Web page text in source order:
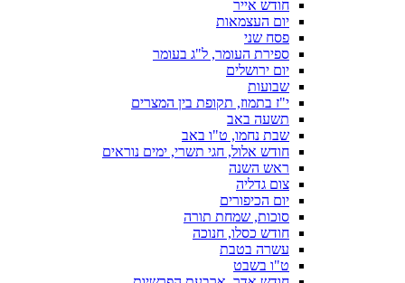
חודש אייר
יום העצמאות
פסח שני
ספירת העומר, ל"ג בעומר
יום ירושלים
שבועות
י"ז בתמוז, תקופת בין המצרים
תשעה באב
שבת נחמו, ט"ו באב
חודש אלול, חגי תשרי, ימים נוראים
ראש השנה
צום גדליה
יום הכיפורים
סוכות, שמחת תורה
חודש כסלו, חנוכה
עשרה בטבת
ט"ו בשבט